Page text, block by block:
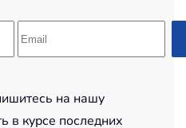
на нашу
в курсе последних